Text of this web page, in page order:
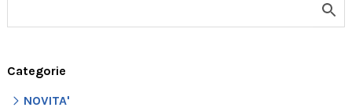
Categorie
NOVITA'